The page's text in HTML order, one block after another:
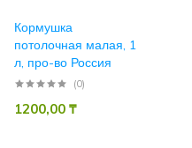
Кормушка
потолочная малая, 1
л, про-во Россия
(0)
1200,00₸